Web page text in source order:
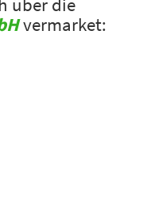
vermarket: